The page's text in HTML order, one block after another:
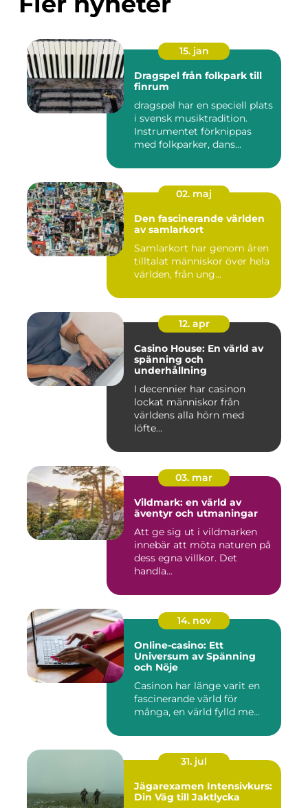
15. jan
Dragspel från folkpark till
finrum
dragspel har en speciell plats
i svensk musiktradition.
Instrumentet förknippas
med folkparker, dans...
02. maj
Den fascinerande världen
av samlarkort
Samlarkort har genom åren
tilltalat människor över hela
världen, från ung...
12. apr
Casino House: En värld av
spänning och
underhållning
I decennier har casinon
lockat människor från
världens alla hörn med
löfte...
03. mar
Vildmark: en värld av
äventyr och utmaningar
Att ge sig ut i vildmarken
innebär att möta naturen på
dess egna villkor. Det
handla...
14. nov
Online-casino: Ett
Universum av Spänning
och Nöje
Casinon har länge varit en
fascinerande värld för
många, en värld fylld me...
31. jul
Jägarexamen Intensivkurs:
Din Väg till Jaktlycka